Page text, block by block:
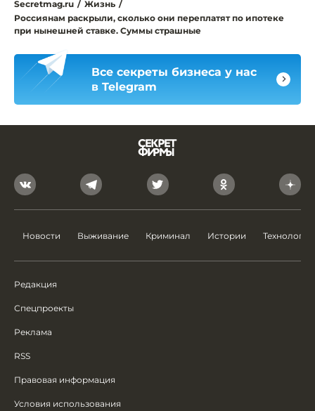
Secretmag.ru / Жизнь /
Россиянам раскрыли, сколько они переплатят по ипотеке
при нынешней ставке. Суммы страшные
Все секреты бизнеса у нас
в Telegram
Новости Выживание Криминал Истории Технологии
Редакция
Спецпроекты
Реклама
RSS
Правовая информация
Условия использования